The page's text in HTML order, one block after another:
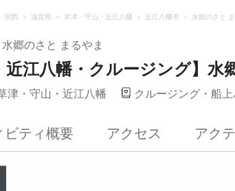
関西 滋賀県 草津・守山・近江八幡 近江八幡市 水郷のさと
水郷のさと まるやま
近江八幡・クルージング】
津・守山・近江八幡 クルージング・船
ビティ概要 アクセス アク